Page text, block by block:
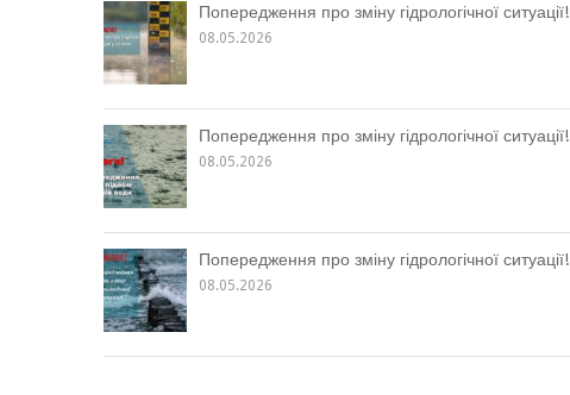
Попередження про зміну гідрологічної ситуації!
08.05.2026
Попередження про зміну гідрологічної ситуації!
08.05.2026
Попередження про зміну гідрологічної ситуації!
08.05.2026